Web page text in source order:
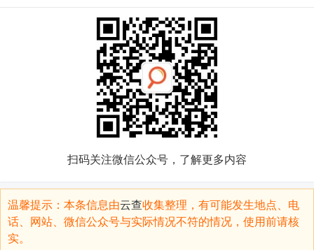
扫码关注微信公众号，了解更多内容
温馨提示：本条信息由云查收集整理，有可能发生地点、电
话、网站、微信公众号与实际情况不符的情况，使用前请核
实。